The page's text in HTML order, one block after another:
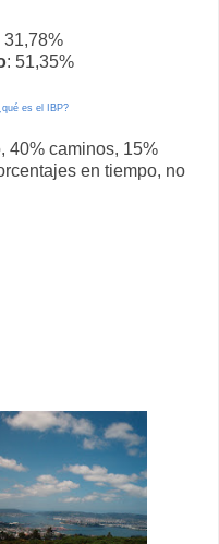
31,78%
: 51,35%
es el IBP?
40% caminos, 15%
en tiempo, no